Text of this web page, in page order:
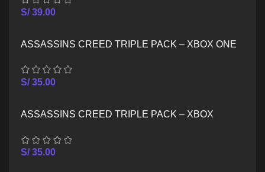
S/39.00
ASSASSINS CREED TRIPLE PACK – XBOX ONE
S/35.00
ASSASSINS CREED TRIPLE PACK – XBOX
S/35.00